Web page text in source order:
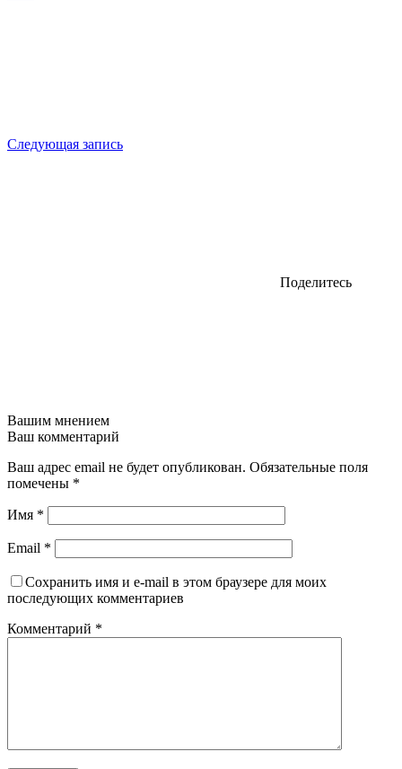
Следующая запись
Поделитесь
Вашим мнением
Ваш комментарий
Ваш адрес email не будет опубликован. Обязательные поля
помечены *
Имя *
Email *
Сохранить имя и e-mail в этом браузере для моих
последующих комментариев
Комментарий *